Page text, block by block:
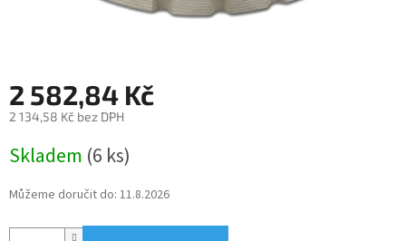
2 582,84 Kč
2 134,58 Kč bez DPH
cena:
Skladem (6 ks)
Můžeme doručit do: 11.8.2026